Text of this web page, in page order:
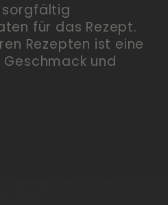
sorgfältig
für das Rezept.
Rezepten ist eine
und